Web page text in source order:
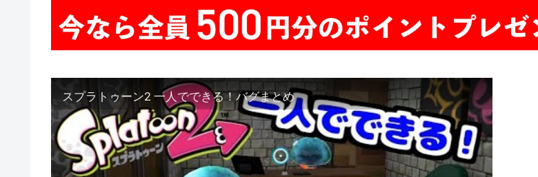
スプラトゥーン2 一人でできる！バグまとめ